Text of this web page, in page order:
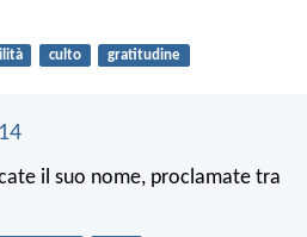
culto gratitudine
il suo nome, proclamate tra